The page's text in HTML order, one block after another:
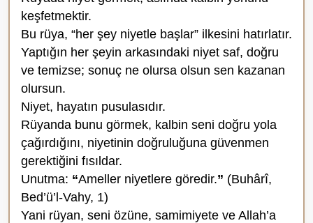
keşfetmektir.
Bu rüya, “her şey niyetle başlar” ilkesini hatırlatır.
Yaptığın her şeyin arkasındaki niyet saf, doğru
ve temizse; sonuç ne olursa olsun sen kazanan
olursun.
Niyet, hayatın pusulasıdır.
Rüyanda bunu görmek, kalbin seni doğru yola
çağırdığını, niyetinin doğruluğuna güvenmen
gerektiğini fısıldar.
Unutma: “Ameller niyetlere göredir.” (Buhârî,
Bed’ü’l-Vahy, 1)
Yani rüyan, seni özüne, samimiyete ve Allah’a